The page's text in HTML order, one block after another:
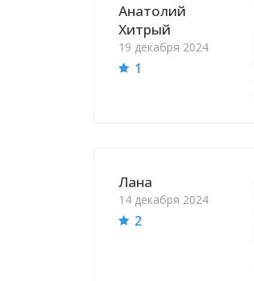
Анатолий
Хитрый
19 декабря 2024
1
Лана
14 декабря 2024
2